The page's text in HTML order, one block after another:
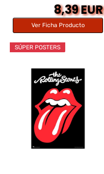
8,39 EUR
Ver Ficha Producto
SÚPER POSTERS